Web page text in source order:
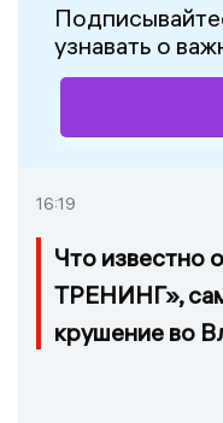
узнавать о
16:19
Что известно
ТРЕНИНГ»,
крушение во